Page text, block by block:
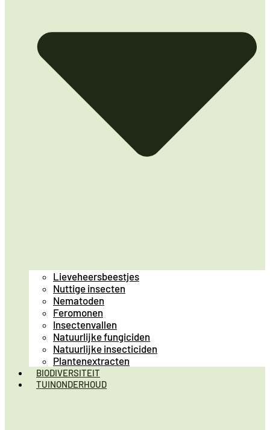
Lieveheersbeestjes
Nuttige insecten
Nematoden
Feromonen
Insectenvallen
Natuurlijke fungiciden
Natuurlijke insecticiden
Plantenextracten
BIODIVERSITEIT
TUINONDERHOUD